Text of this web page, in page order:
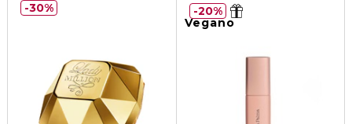
30%
Vegano
20%